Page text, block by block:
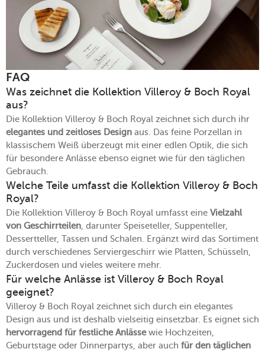
FAQ
Was zeichnet die Kollektion Villeroy & Boch Royal
aus?
Die Kollektion Villeroy & Boch Royal zeichnet sich durch ihr
elegantes und zeitloses Design aus. Das feine Porzellan in
klassischem Weiß überzeugt mit einer edlen Optik, die sich
für besondere Anlässe ebenso eignet wie für den täglichen
Gebrauch.
Welche Teile umfasst die Kollektion Villeroy & Boch
Royal?
Die Kollektion Villeroy & Boch Royal umfasst eine Vielzahl
von Geschirrteilen, darunter Speiseteller, Suppenteller,
Dessertteller, Tassen und Schalen. Ergänzt wird das Sortiment
durch verschiedenes Serviergeschirr wie Platten, Schüsseln,
Zuckerdosen und vieles weitere mehr.
Für welche Anlässe ist Villeroy & Boch Royal
geeignet?
Villeroy & Boch Royal zeichnet sich durch ein elegantes
Design aus und ist deshalb vielseitig einsetzbar. Es eignet sich
hervorragend für festliche Anlässewie Hochzeiten,
Geburtstage oder Dinnerpartys, aber auch für den täglichen